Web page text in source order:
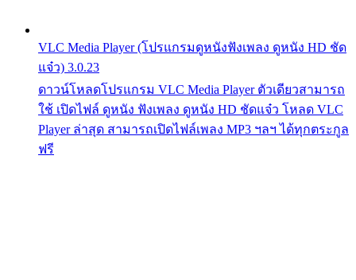
VLC Media Player (โปรแกรมดูหนังฟังเพลง ดูหนัง HD ชัด
แจ๋ว) 3.0.23
ดาวน์โหลดโปรแกรม VLC Media Player ตัวเดียวสามารถ
ใช้ เปิดไฟล์ ดูหนัง ฟังเพลง ดูหนัง HD ชัดแจ๋ว โหลด VLC
Player ล่าสุด สามารถเปิดไฟล์เพลง MP3 ฯลฯ ได้ทุกตระกูล
ฟรี